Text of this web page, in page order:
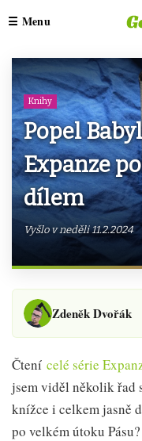
Knihy
Popel
Expanze
dílem
Vyšlo v neděli 11.2.2024
Zdeněk Dvořák
Čtení celé série
jsem viděl několik řad
knížce i celkem jasně
po velkém útoku Pásu?